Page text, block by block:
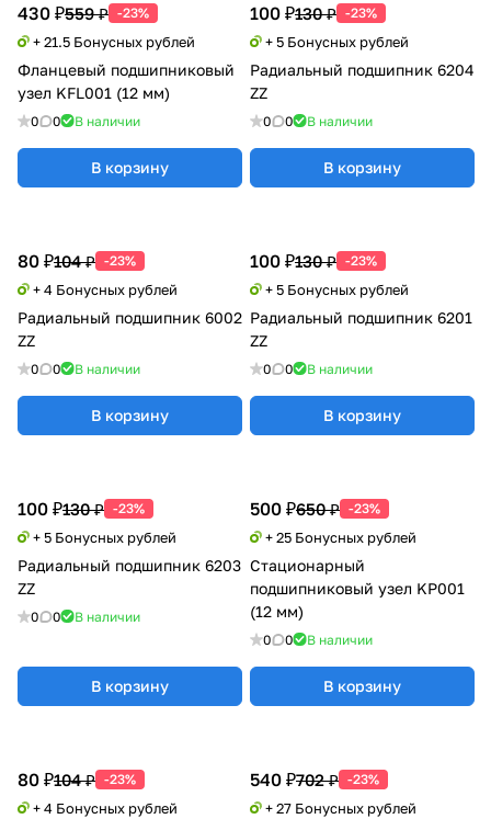
430 ₽559 ₽ -23%
+ 21.5 Бонусных рублей
Фланцевый подшипниковый
узел KFL001 (12 мм)
0 0 В наличии
В корзину
100 ₽130 ₽ -23%
+ 5 Бонусных рублей
Радиальный подшипник 6204
ZZ
0 0 В наличии
В корзину
80 ₽104 ₽ -23%
+ 4 Бонусных рублей
Радиальный подшипник 6002
ZZ
0 0 В наличии
В корзину
100 ₽130 ₽ -23%
+ 5 Бонусных рублей
Радиальный подшипник 6201
ZZ
0 0 В наличии
В корзину
100 ₽130 ₽ -23%
+ 5 Бонусных рублей
Радиальный подшипник 6203
ZZ
0 0 В наличии
В корзину
500 ₽650 ₽ -23%
+ 25 Бонусных рублей
Стационарный
подшипниковый узел KP001
(12 мм)
0 0 В наличии
В корзину
80 ₽104 ₽ -23%
+ 4 Бонусных рублей
540 ₽702 ₽ -23%
+ 27 Бонусных рублей